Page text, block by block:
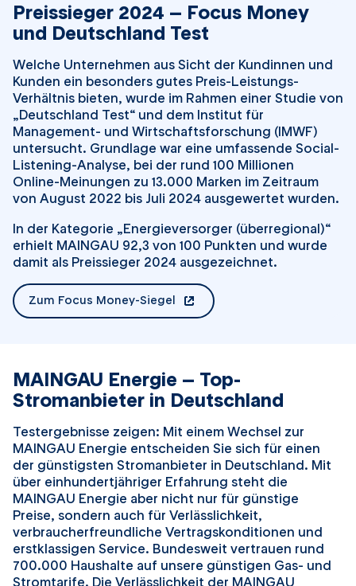
Preissieger 2024 – Focus Money
und Deutschland Test
Welche Unternehmen aus Sicht der Kundinnen und
Kunden ein besonders gutes Preis-Leistungs-
Verhältnis bieten, wurde im Rahmen einer Studie von
„Deutschland Test“ und dem Institut für
Management- und Wirtschaftsforschung (IMWF)
untersucht. Grundlage war eine umfassende Social-
Listening-Analyse, bei der rund 100 Millionen
Online-Meinungen zu 13.000 Marken im Zeitraum
von August 2022 bis Juli 2024 ausgewertet wurden.
In der Kategorie „Energieversorger (überregional)“
erhielt MAINGAU 92,3 von 100 Punkten und wurde
damit als Preissieger 2024 ausgezeichnet.
Zum Focus Money-Siegelöffnet in einem neuen Tab
MAINGAU Energie – Top-
Stromanbieter in Deutschland
Testergebnisse zeigen: Mit einem Wechsel zur
MAINGAU Energie entscheiden Sie sich für einen
der günstigsten Stromanbieter in Deutschland. Mit
über einhundertjähriger Erfahrung steht die
MAINGAU Energie aber nicht nur für günstige
Preise, sondern auch für Verlässlichkeit,
verbraucherfreundliche Vertragskonditionen und
erstklassigen Service. Bundesweit vertrauen rund
700.000 Haushalte auf unsere günstigen Gas- und
Stromtarife. Die Verlässlichkeit der MAINGAU